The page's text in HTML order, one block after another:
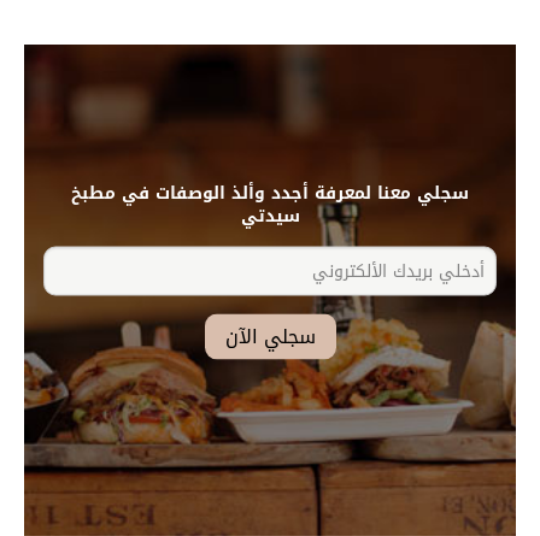
سجلي معنا لمعرفة أجدد وألذ الوصفات في مطبخ
سيدتي